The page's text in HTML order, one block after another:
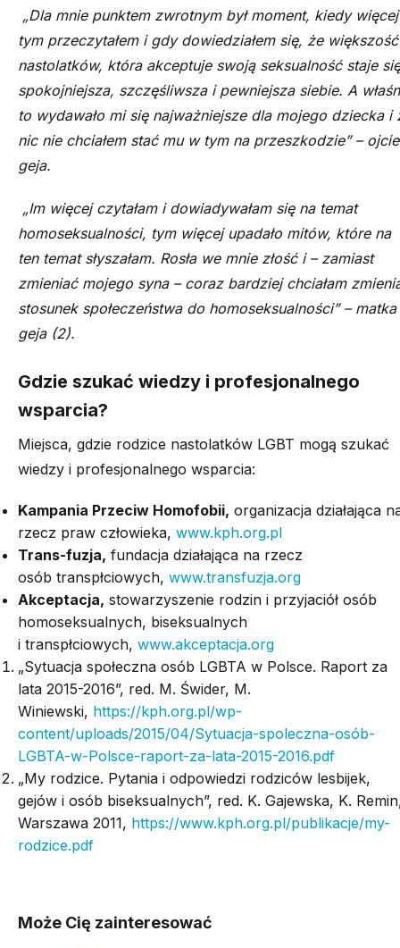
„Dla mnie punktem zwrotnym był moment, kiedy
tym przeczytałem i gdy dowiedziałem się, że większość
nastolatków, która akceptuje swoją seksualność staje się
spokojniejsza, szczęśliwsza i pewniejsza siebie. A
to wydawało mi się najważniejsze dla mojego dziecka i
nic nie chciałem stać mu w tym na przeszkodzie” –
geja.
„Im więcej czytałam i dowiadywałam się na temat
homoseksualności, tym więcej upadało mitów, które na
ten temat słyszałam. Rosła we mnie złość i – zamiast
zmieniać mojego syna – coraz bardziej chciałam
stosunek społeczeństwa do homoseksualności” – matka
geja (2).
Gdzie szukać wiedzy i profesjonalnego
wsparcia?
Miejsca, gdzie rodzice nastolatków LGBT mogą szukać
wiedzy i profesjonalnego wsparcia:
Kampania Przeciw Homofobii, organizacja działająca
rzecz praw człowieka, www.kph.org.pl
Trans-fuzja, fundacja działająca na rzecz
osób transpłciowych, www.transfuzja.org
Akceptacja, stowarzyszenie rodzin i przyjaciół osób
homoseksualnych, biseksualnych
i transpłciowych, www.akceptacja.org
„Sytuacja społeczna osób LGBTA w Polsce. Raport za
lata 2015-2016”, red. M. Świder, M.
Winiewski, https://kph.org.pl/wp-
content/uploads/2015/04/Sytuacja-spoleczna-osób-
LGBTA-w-Polsce-raport-za-lata-2015-2016.pdf
„My rodzice. Pytania i odpowiedzi rodziców lesbijek,
gejów i osób biseksualnych”, red. K. Gajewska, K. Remin
Warszawa 2011, https://www.kph.org.pl/publikacje/my-
rodzice.pdf
Może Cię zainteresować